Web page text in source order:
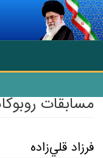
انتقال به محتوای اصلی
مسابقات
فرزاد قلي‌زاده